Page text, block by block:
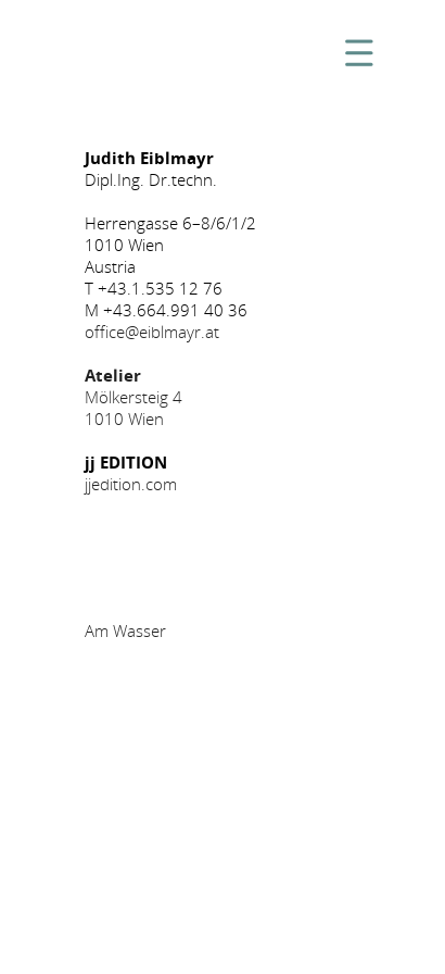
Judith Eiblmayr
Dipl.Ing. Dr.techn.
Herrengasse 6–8/6/1/2
1010 Wien
Austria
T +43.1.535 12 76
M +43.664.991 40 36
office@eiblmayr.at
Atelier
Mölkersteig 4
1010 Wien
jj EDITION
jjedition.com
Am Wasser